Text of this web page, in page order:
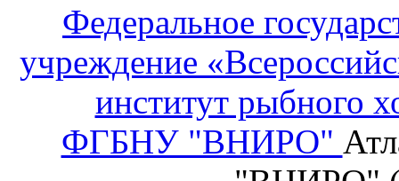
Федеральное
учреждение
институт рыбного
ФГБНУ "ВНИРО"